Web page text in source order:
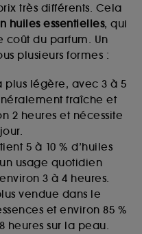
très différents. Cela
huiles essentielles, qui
coût du parfum. Un
plusieurs formes :
plus légère, avec 3 à 5
fraîche et
2 heures et nécessite
5 à 10 % d’huiles
usage quotidien
3 à 4 heures.
vendue dans le
et environ 85 %
heures sur la peau.